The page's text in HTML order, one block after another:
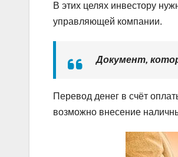
В этих целях инвестору
управляющей компании.
Документ,
Перевод денег в счёт
возможно внесение